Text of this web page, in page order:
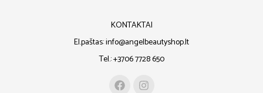
KONTAKTAI
El.paštas: info@angelbeautyshop.lt
Tel.: +3706 7728 650